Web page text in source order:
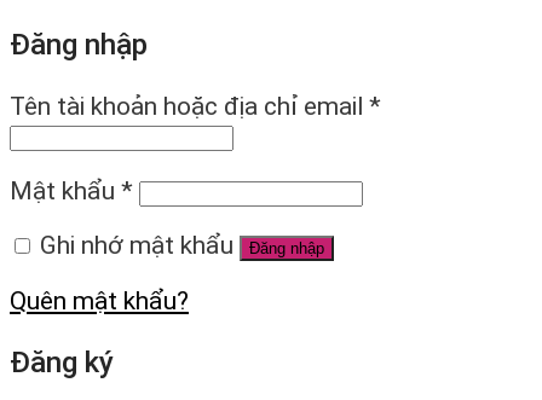
Đăng nhập
Tên tài khoản hoặc địa chỉ email *
Mật khẩu *
Ghi nhớ mật khẩu
Đăng nhập
Quên mật khẩu?
Đăng ký